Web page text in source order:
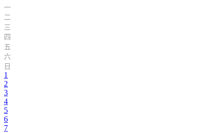
一
二
三
四
五
六
日
1
2
3
4
5
6
7